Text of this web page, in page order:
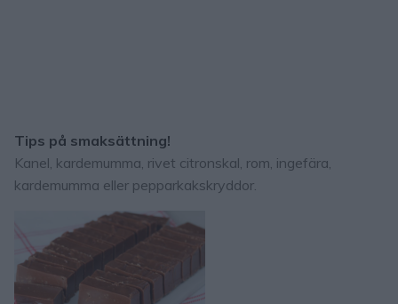
Tips på smaksättning!
Kanel, kardemumma, rivet citronskal, rom, ingefära,
kardemumma eller pepparkakskryddor.